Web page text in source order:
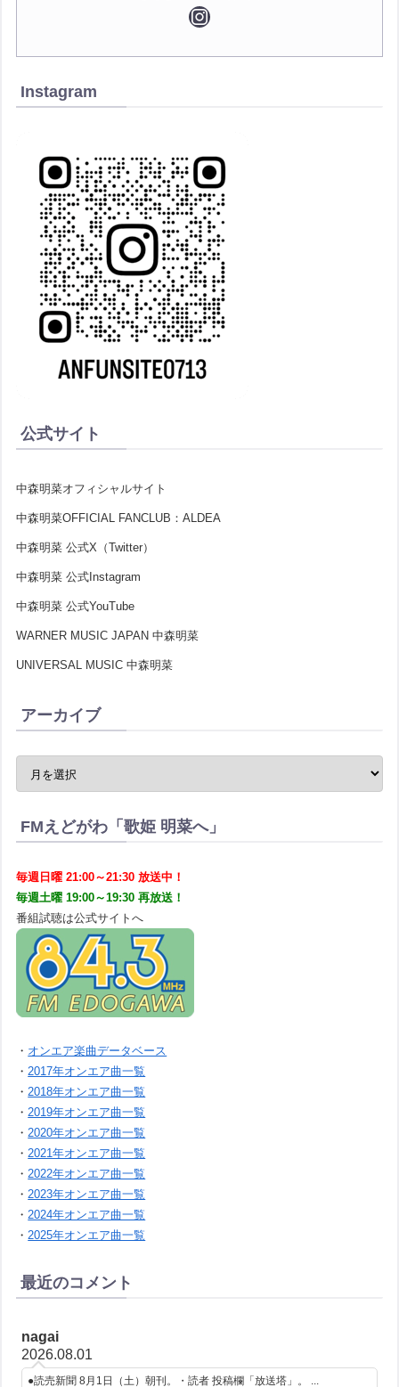
Instagram
公式サイト
中森明菜オフィシャルサイト
中森明菜OFFICIAL FANCLUB：ALDEA
中森明菜 公式X（Twitter）
中森明菜 公式Instagram
中森明菜 公式YouTube
WARNER MUSIC JAPAN 中森明菜
UNIVERSAL MUSIC 中森明菜
アーカイブ
FMえどがわ「歌姫 明菜へ」
毎週日曜 21:00～21:30 放送中！
毎週土曜 19:00～19:30 再放送！
番組試聴は公式サイトへ
・ オンエア楽曲データベース
・2017年オンエア曲一覧
・2018年オンエア曲一覧
・2019年オンエア曲一覧
・2020年オンエア曲一覧
・2021年オンエア曲一覧
・2022年オンエア曲一覧
・2023年オンエア曲一覧
・2024年オンエア曲一覧
・2025年オンエア曲一覧
最近のコメント
nagai
2026.08.01
●読売新聞 8月1日（土）朝刊。・読者 投稿欄「放送塔」。 ...